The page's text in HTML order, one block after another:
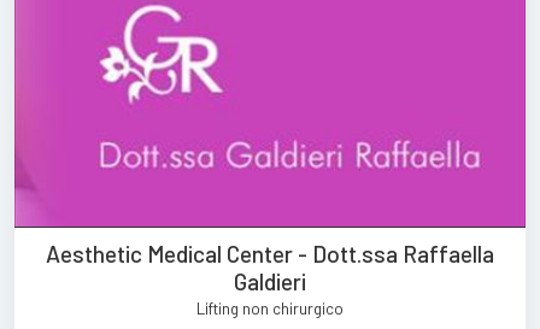
Aesthetic Medical Center - Dott.ssa Raffaella
Galdieri
Lifting non chirurgico